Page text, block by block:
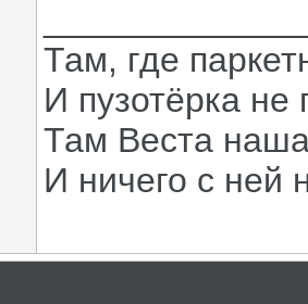
Там, где
И пузотёрка не
Там Веста
И ничего с ней